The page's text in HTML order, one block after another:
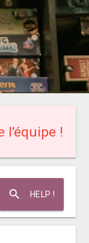
l'équipe !
search HELP !